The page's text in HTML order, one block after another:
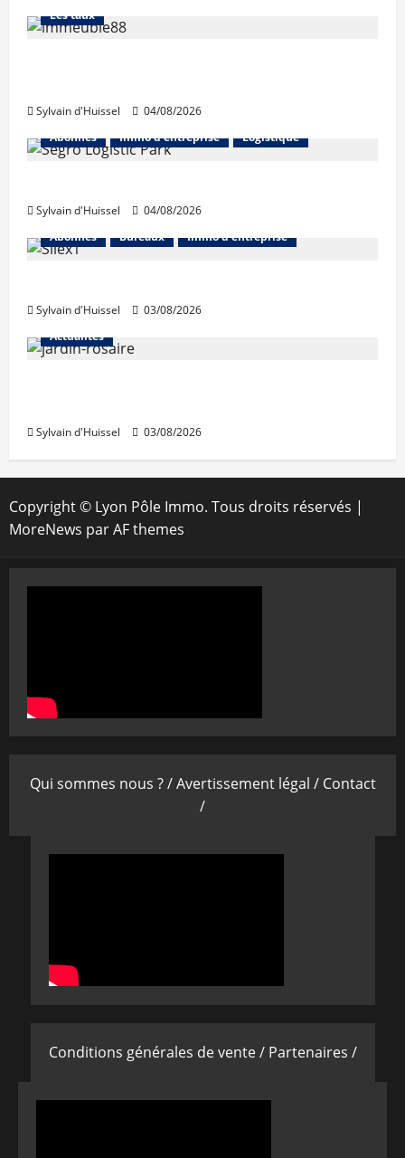
Les taux
Sylvain d'Huissel
04/08/2026
Abonnés
Immo d'entreprise Logistique
Sylvain d'Huissel
04/08/2026
Abonnés
Bureaux Immo d'entreprise
Sylvain d'Huissel
03/08/2026
Actualités
Sylvain d'Huissel 03/08/2026
Copyright © Lyon Pôle Immo. Tous droits réservés |
MoreNews par AF themes
Qui sommes nous ? /Avertissement légal / Contact
/
Conditions générales de vente / Partenaires /